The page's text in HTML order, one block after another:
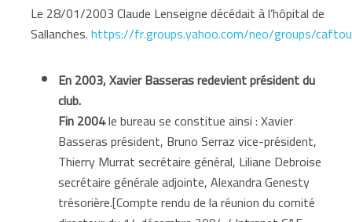
Le 28/01/2003 Claude Lenseigne décédait à l’hôpital de
Sallanches.https://fr.groups.yahoo.com/neo/groups/
En 2003, Xavier Basseras redevient président du
club.
Fin 2004le bureau se constitue ainsi : Xavier
Basseras président, Bruno Serraz vice-président,
Thierry Murrat secrétaire général, Liliane Debroise
secrétaire générale adjointe, Alexandra Genesty
trésorière.[Compte rendu de la réunion du comité